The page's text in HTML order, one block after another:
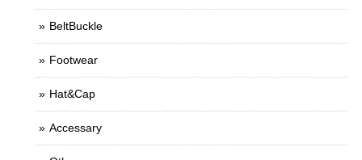
BeltBuckle
Footwear
Hat&Cap
Accessary